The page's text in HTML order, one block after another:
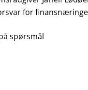
for
spørsmål